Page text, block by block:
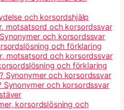
och korsordshjälp
motsatsord och korsordssvar
och korsordssvar
och förklaring
motsatsord och korsordssvar
och förklaring
Synonymer och korsordssvar
Synonymer och korsordssvar
korsordslösning och